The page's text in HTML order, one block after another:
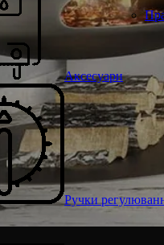
Аксесуари
Ручки